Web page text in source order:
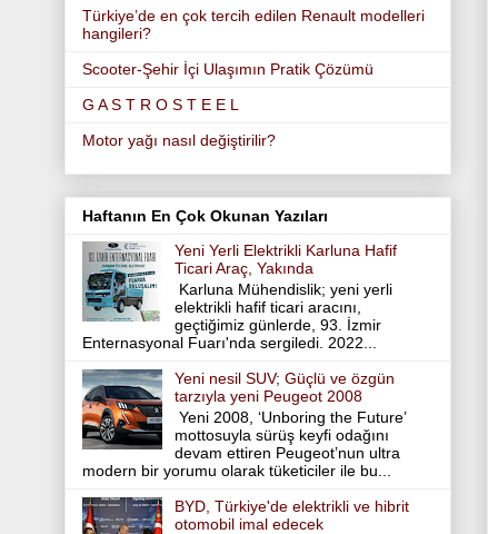
Türkiye’de en çok tercih edilen Renault modelleri
hangileri?
Scooter-Şehir İçi Ulaşımın Pratik Çözümü
G A S T R O S T E E L
Motor yağı nasıl değiştirilir?
Haftanın En Çok Okunan Yazıları
Yeni Yerli Elektrikli Karluna Hafif
Ticari Araç, Yakında
Karluna Mühendislik; yeni yerli
elektrikli hafif ticari aracını,
geçtiğimiz günlerde, 93. İzmir
Enternasyonal Fuarı'nda sergiledi. 2022...
Yeni nesil SUV; Güçlü ve özgün
tarzıyla yeni Peugeot 2008
Yeni 2008, ‘Unboring the Future’
mottosuyla sürüş keyfi odağını
devam ettiren Peugeot’nun ultra
modern bir yorumu olarak tüketiciler ile bu...
BYD, Türkiye'de elektrikli ve hibrit
otomobil imal edecek